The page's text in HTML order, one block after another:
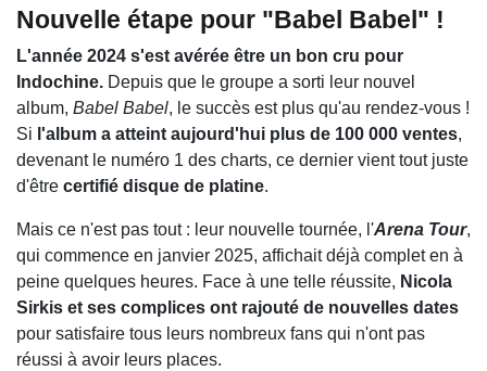
Nouvelle étape pour "Babel Babel" !
L'année 2024 s'est avérée être un bon cru pour
Indochine. Depuis que le groupe a sorti leur nouvel
album, Babel Babel, le succès est plus qu'au rendez-vous !
Si l'album a atteint aujourd'hui plus de 100 000 ventes,
devenant le numéro 1 des charts, ce dernier vient tout juste
d'être certifié disque de platine.
Mais ce n'est pas tout : leur nouvelle tournée, l'Arena Tour,
qui commence en janvier 2025, affichait déjà complet en à
peine quelques heures. Face à une telle réussite, Nicola
Sirkis et ses complices ont rajouté de nouvelles dates
pour satisfaire tous leurs nombreux fans qui n'ont pas
réussi à avoir leurs places.